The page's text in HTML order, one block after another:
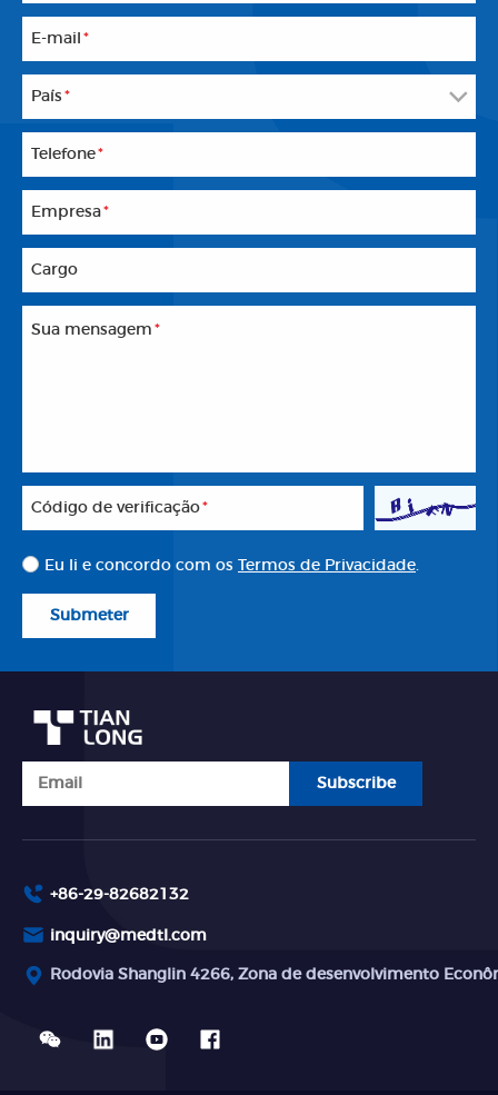
E-mail *
País *
Telefone*
Empresa*
Cargo
Sua mensagem *
Código de verificação*
Eu li e concordo com os Termos de Privacidade
Submeter
Subscribe
+86-29-82682132
inquiry@medtl.com
Rodovia Shanglin 4266, Zona de desenvolvimento